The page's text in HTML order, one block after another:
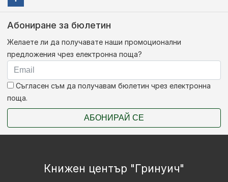
Абониране за бюлетин
Желаете ли да получавате наши промоционални
предложения чрез електронна поща?
Съгласен съм да получавам бюлетин чрез електронна
поща.
АБОНИРАЙ СЕ
Книжен център "Гринуич"